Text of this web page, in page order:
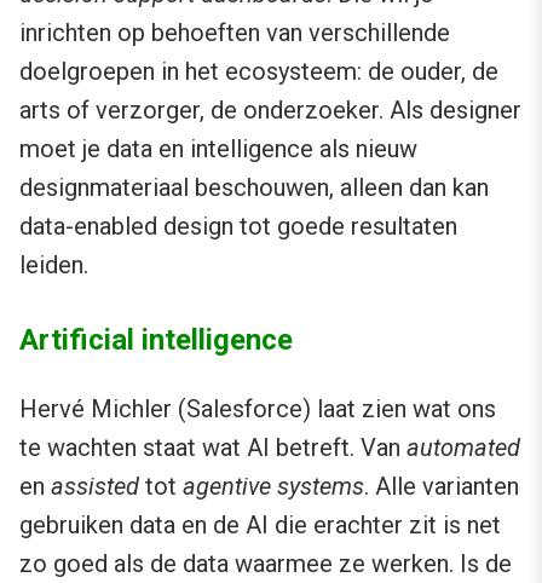
inrichten op behoeften van verschillende
doelgroepen in het ecosysteem: de ouder, de
arts of verzorger, de onderzoeker. Als designer
moet je data en intelligence als nieuw
designmateriaal beschouwen, alleen dan kan
data-enabled design tot goede resultaten
leiden.
Artificial intelligence
Hervé Michler (Salesforce) laat zien wat ons
te wachten staat wat AI betreft. Van automated
en assisted tot agentive systems. Alle varianten
gebruiken data en de AI die erachter zit is net
zo goed als de data waarmee ze werken. Is de